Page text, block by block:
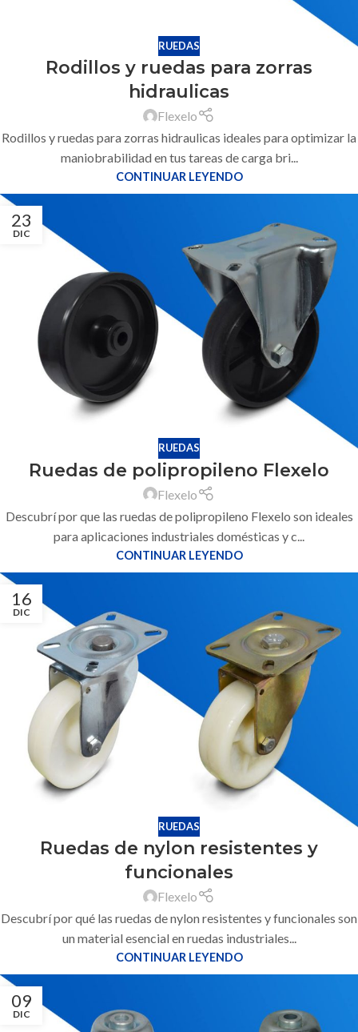
RUEDAS
Rodillos y ruedas para zorras
hidraulicas
Flexelo
Rodillos y ruedas para zorras hidraulicas ideales para optimizar la
maniobrabilidad en tus tareas de carga bri...
CONTINUAR LEYENDO
23
DIC
RUEDAS
Ruedas de polipropileno Flexelo
Flexelo
Descubrí por que las ruedas de polipropileno Flexelo son ideales
para aplicaciones industriales domésticas y c...
CONTINUAR LEYENDO
16
DIC
RUEDAS
Ruedas de nylon resistentes y
funcionales
Flexelo
Descubrí por qué las ruedas de nylon resistentes y funcionales son
un material esencial en ruedas industriales...
CONTINUAR LEYENDO
09
DIC